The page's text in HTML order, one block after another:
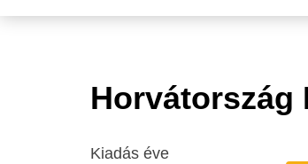
Horvátország
Kiadás éve